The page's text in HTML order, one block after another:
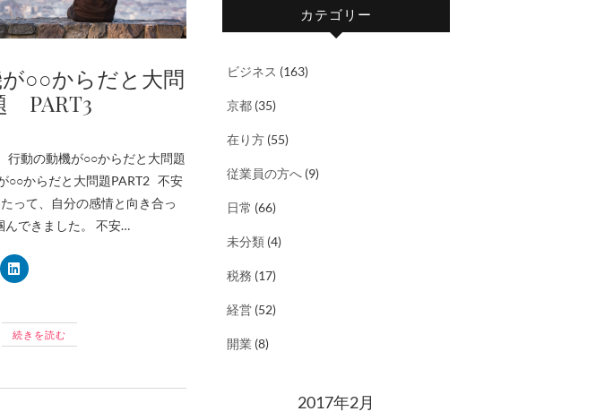
○○からだと大問
PART3
行動の動機が○○からだと大問題
○○からだと大問題PART2 不安
って、自分の感情と向き合っ
んできました。 不安…
続きを読む
カテゴリー
ビジネス (163)
京都 (35)
在り方 (55)
従業員の方へ (9)
日常 (66)
未分類 (4)
税務 (17)
経営 (52)
開業 (8)
2017年2月